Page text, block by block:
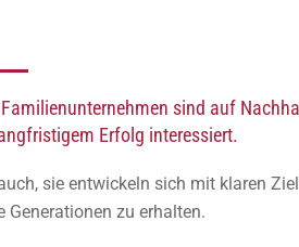
sind auf
Erfolg interessiert.
sie entwickeln sich mit klaren
Generationen zu erhalten.